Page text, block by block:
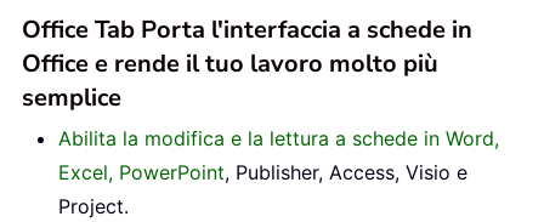
Office Tab Porta l'interfaccia a schede in
Office e rende il tuo lavoro molto più
semplice
Abilita la modifica e la lettura a schede in Word,
Excel, PowerPoint, Publisher, Access, Visio e
Project.